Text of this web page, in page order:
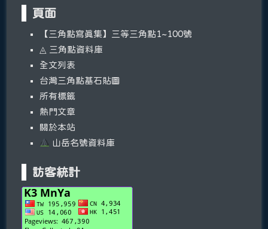
頁面
【三角點寫真集】三等三角點1~100號
◬ 三角點資料庫
全文列表
台灣三角點基石貼圖
所有標籤
熱門文章
關於本站
山岳名號資料庫
訪客統計